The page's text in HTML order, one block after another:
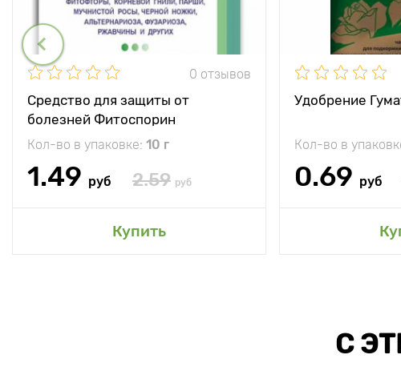
0 отзывов
Средство для защиты от
болезней Фитоспорин
Кол-во в упаковке: 10 г
1.49 руб 2.59 руб
Купить
Удобрение
Кол-во в
0.69 руб
С